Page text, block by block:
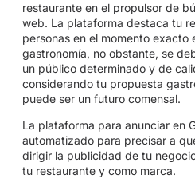
restaurante en el propulsor de
web. La plataforma destaca tu
personas en el momento exacto
gastronomía, no obstante, se
un público determinado y de
considerando tu propuesta
puede ser un futuro comensal.
La plataforma para anunciar en
automatizado para precisar a
dirigir la publicidad de tu
tu restaurante y como marca.